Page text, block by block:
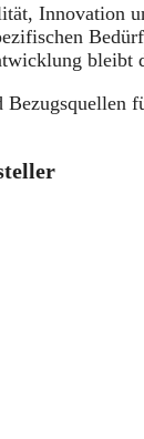
Innovation
bleibt